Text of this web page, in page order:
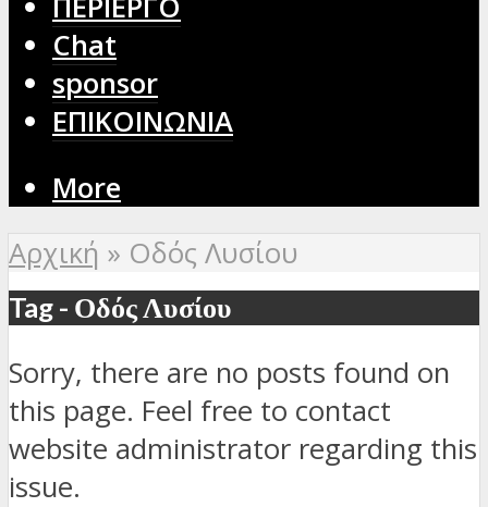
Chat
sponsor
ΕΠΙΚΟΙΝΩΝΙΑ
More
Αρχική » Οδός Λυσίου
Tag - Οδός Λυσίου
Sorry, there are no posts found on
this page. Feel free to contact
website administrator regarding this
issue.